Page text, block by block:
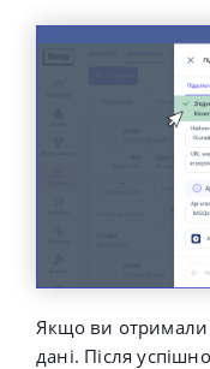
Якщо ви отримали
дані. Після